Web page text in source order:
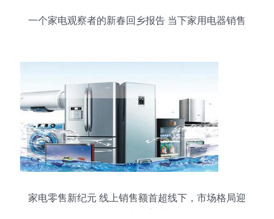
一个家电观察者的新春回乡报告 当下家用电器销售
家电零售新纪元 线上销售额首超线下，市场格局迎